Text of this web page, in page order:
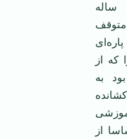
ساله
متوقف
که از
به
از